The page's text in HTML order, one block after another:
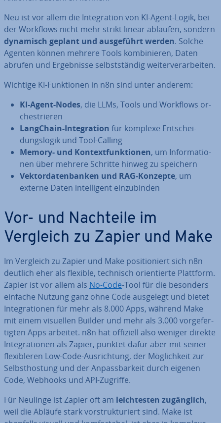
Neu ist vor allem die In­te­gra­ti­on von KI-Agent-Logik, bei
der Workflows nicht mehr strikt linear ablaufen, sondern
dynamisch geplant und aus­ge­führt werden. Solche
Agenten können mehrere Tools kom­bi­nie­ren, Daten
abrufen und Er­geb­nis­se selbst­stän­dig wei­ter­ver­ar­bei­ten.
Wichtige KI-Funk­tio­nen in n8n sind unter anderem:
KI-Agent-Nodes, die LLMs, Tools und Workflows or­
ches­trie­ren
LangChain-In­te­gra­ti­on für komplexe Ent­schei­
dungs­lo­gik und Tool-Calling
Memory- und Kon­text­funk­tio­nen, um In­for­ma­tio­
nen über mehrere Schritte hinweg zu speichern
Vek­tor­da­ten­ban­ken und RAG-Konzepte, um
externe Daten in­tel­li­gent ein­zu­bin­den
Vor- und Nachteile im
Vergleich zu Zapier und Make
Im Vergleich zu Zapier und Make po­si­tio­niert sich n8n
deutlich eher als flexible, technisch ori­en­tier­te Plattform.
Zapier ist vor allem als No-Code-Tool für die besonders
einfache Nutzung ganz ohne Code ausgelegt und bietet
In­te­gra­tio­nen für mehr als 8.000 Apps, während Make
mit einem visuellen Builder und mehr als 3.000 vor­ge­fer­
tig­ten Apps arbeitet. n8n hat offiziell also weniger direkte
In­te­gra­tio­nen als Zapier, punktet dafür aber mit seiner
fle­xi­ble­ren Low-Code-Aus­rich­tung, der Mög­lich­keit zur
Selbst­ho­s­tung und der An­pass­bar­keit durch eigenen
Code, Webhooks und API-Zugriffe.
Für Neulinge ist Zapier oft am leich­tes­ten zu­gäng­lich,
weil die Abläufe stark vor­struk­tu­riert sind. Make ist